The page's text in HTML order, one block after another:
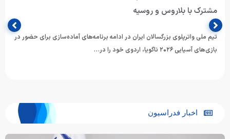
مشترک با بلاروس و روسیه
تیم ملی واترپلوی بزرگسالان ایران در ادامه برنامه‌های آماده‌سازی برای حضور در
بازی‌های آسیایی ۲۰۲۶ ناگویا، اردوی خود را در…
اخبار فدراسیون